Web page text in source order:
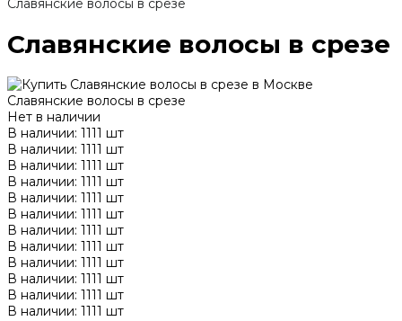
Славянские волосы в срезе
Славянские волосы в срезе
Славянские волосы в срезе
Нет в наличии
В наличии: 1111 шт
В наличии: 1111 шт
В наличии: 1111 шт
В наличии: 1111 шт
В наличии: 1111 шт
В наличии: 1111 шт
В наличии: 1111 шт
В наличии: 1111 шт
В наличии: 1111 шт
В наличии: 1111 шт
В наличии: 1111 шт
В наличии: 1111 шт